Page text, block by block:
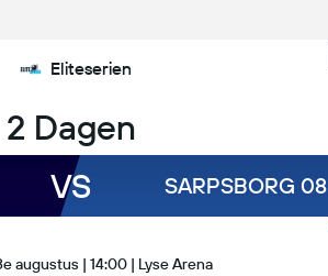
Eliteserien
2 Dagen
VS SARPSBORG 08
augustus | 14:00 | Lyse Arena